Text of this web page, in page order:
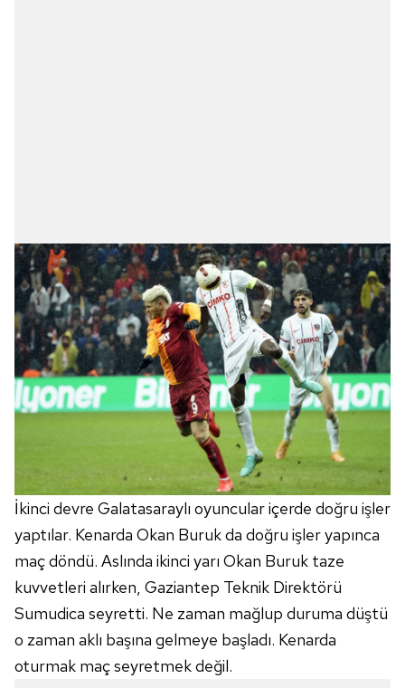
İkinci devre Galatasaraylı oyuncular içerde doğru işler
yaptılar. Kenarda Okan Buruk da doğru işler yapınca
maç döndü. Aslında ikinci yarı Okan Buruk taze
kuvvetleri alırken, Gaziantep Teknik Direktörü
Sumudica seyretti. Ne zaman mağlup duruma düştü
o zaman aklı başına gelmeye başladı. Kenarda
oturmak maç seyretmek değil.